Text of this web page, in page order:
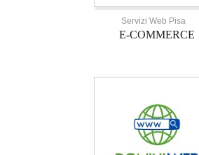
Servizi Web Pisa
E-COMMERCE